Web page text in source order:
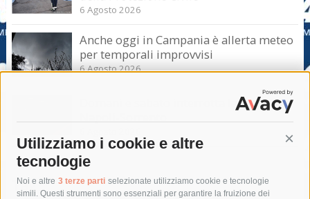
Utilizziamo i cookie e altre
tecnologie
Noi e altre 3 terze parti selezionate utilizziamo cookie e tecnologie
simili. Questi strumenti sono essenziali per garantire la fruizione dei
6 Agosto 2026
Anche oggi in Campania è allerta meteo
per temporali improvvisi
6 Agosto 2026
Domani e sabato interrotta la linea Eav
Tag